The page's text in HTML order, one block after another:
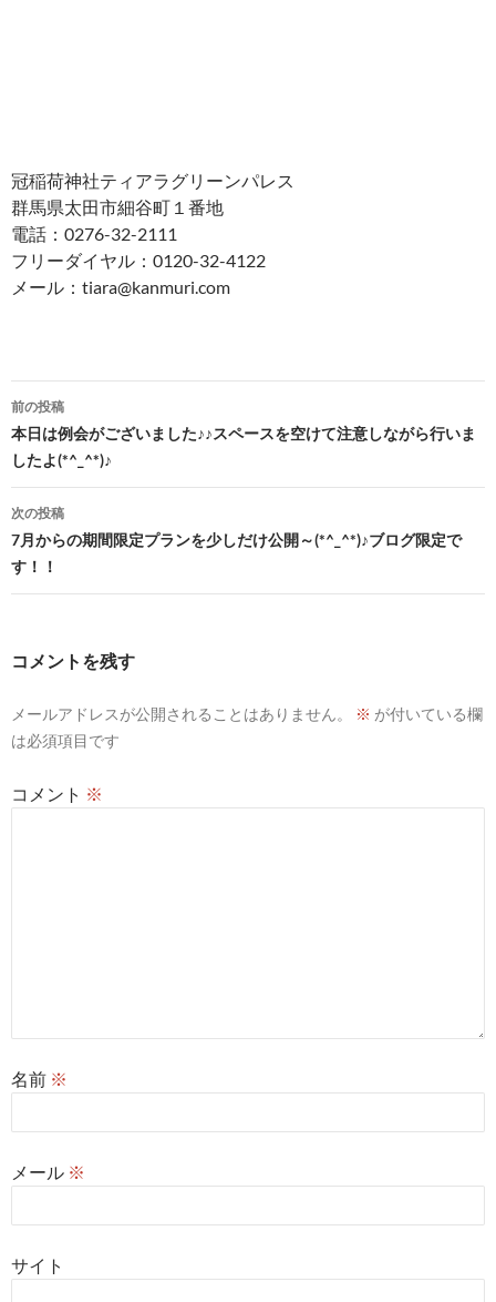
冠稲荷神社ティアラグリーンパレス
群馬県太田市細谷町１番地
電話：0276-32-2111
フリーダイヤル：0120-32-4122
メール：tiara@kanmuri.com
投
稿
ナ
ビ
ゲ
ー
ョ
ン
前の投稿
本日は例会がございました♪♪スペースを空けて注意しながら行いま
したよ(*^_^*)♪
次の投稿
7月からの期間限定プランを少しだけ公開～(*^_^*)♪ブログ限定で
す！！
コメントを残す
メールアドレスが公開されることはありません。 ※ が付いている欄
は必須項目です
コメント ※
名前 ※
メール ※
サイト